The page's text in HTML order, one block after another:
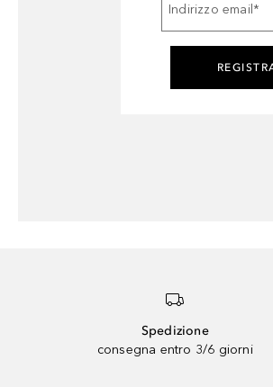
Indirizzo email *
Spedizione
consegna entro 3/6 giorni